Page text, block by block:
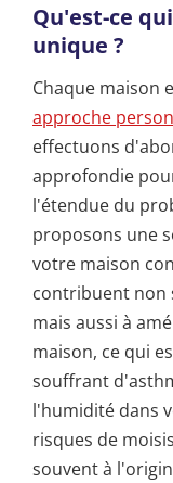
Qu'est-ce
unique ?
Chaque maison
approche
effectuons
approfondie
l'étendue du
proposons une
votre maison
contribuent non
mais aussi à
maison, ce qui
souffrant
l'humidité dans
risques de
souvent à